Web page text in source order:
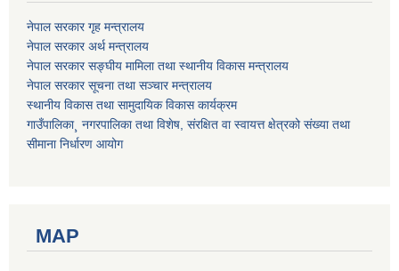
नेपाल सरकार गृह मन्त्रालय
नेपाल सरकार अर्थ मन्त्रालय
नेपाल सरकार सङ्घीय मामिला तथा स्थानीय विकास मन्त्रालय
नेपाल सरकार सूचना तथा सञ्चार मन्त्रालय
स्थानीय विकास तथा सामुदायिक विकास कार्यक्रम
गाउँपालिका¸ नगरपालिका तथा विशेष, संरक्षित वा स्वायत्त क्षेत्रको संख्या तथा
सीमाना निर्धारण आयोग
MAP